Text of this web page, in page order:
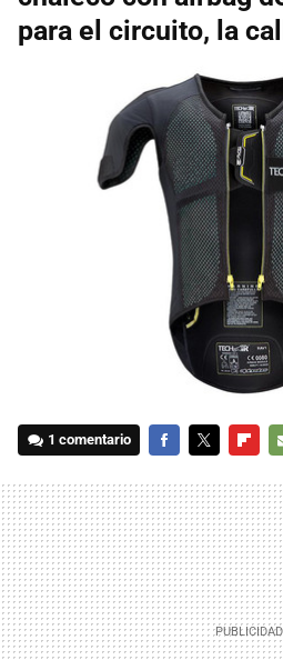
para el circuito, la
1 comentario